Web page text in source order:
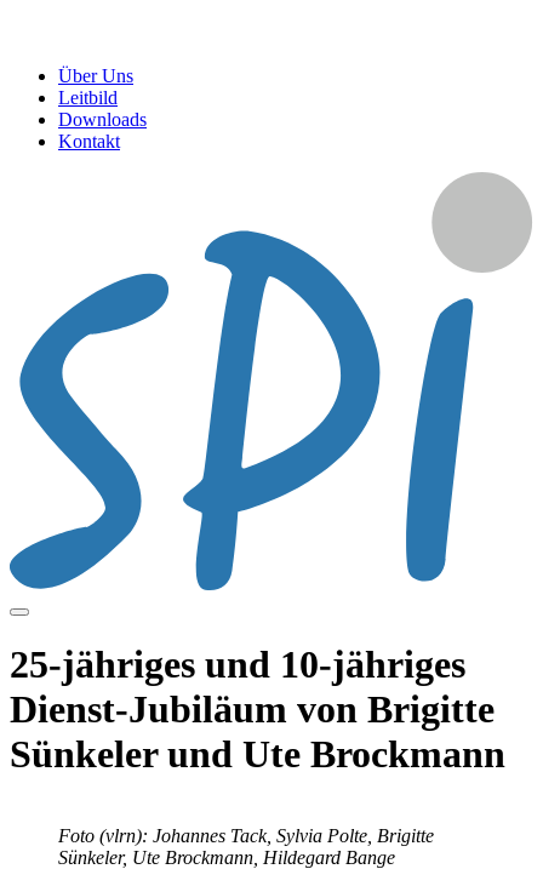
Über Uns
Leitbild
Downloads
Kontakt
25-jähriges und 10-jähriges
Dienst-Jubiläum von Brigitte
Sünkeler und Ute Brockmann
Foto (vlrn): Johannes Tack, Sylvia Polte, Brigitte
Sünkeler, Ute Brockmann, Hildegard Bange